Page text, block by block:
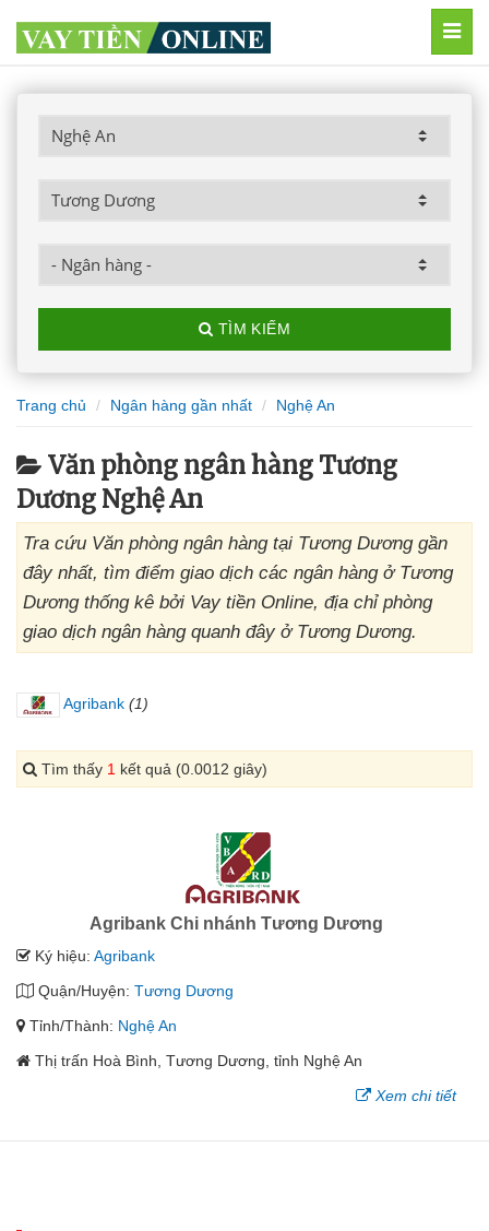
TÌM KIẾM
Trang chủ Ngân hàng gần nhất Nghệ An
Văn phòng ngân hàng Tương
Dương Nghệ An
Tra cứu Văn phòng ngân hàng tại Tương Dương gần
đây nhất, tìm điểm giao dịch các ngân hàng ở Tương
Dương thống kê bởi Vay tiền Online, địa chỉ phòng
giao dịch ngân hàng quanh đây ở Tương Dương.
Agribank (1)
Tìm thấy 1 kết quả (0.0012 giây)
Agribank Chi nhánh Tương Dương
Ký hiệu: Agribank
Quận/Huyện: Tương Dương
Tỉnh/Thành: Nghệ An
Thị trấn Hoà Bình, Tương Dương, tỉnh Nghệ An
Xem chi tiết